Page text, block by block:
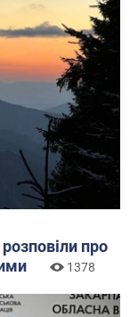
про
1378